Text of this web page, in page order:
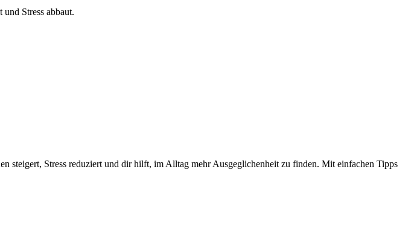
Stress abbaut.
steigert, Stress reduziert und dir hilft, im Alltag mehr Ausgeglichenheit zu finden. Mit einfachen Tipps